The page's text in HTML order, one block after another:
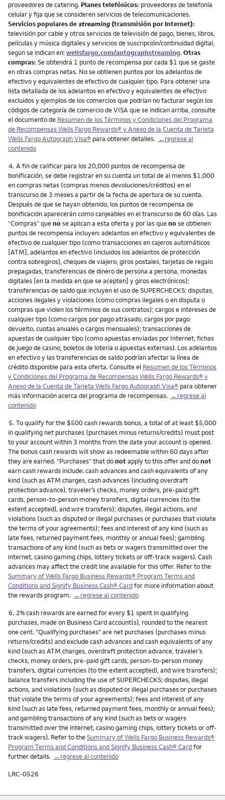
proveedores de catering. Planes telefónicos: proveedores de telefonía
celular y fija que se consideren servicios de telecomunicaciones.
Servicios populares destreaming (transmisión por Internet):
televisión por cable y otros servicios de televisión de pago, bienes, libros,
películas y música digitales y servicios de suscripción/continuidad digital,
según se indican en: wellsfargo.com/autographstreaming. Otras
compras: Se obtendrá 1 punto de recompensa por cada $1 que se gaste
en otras compras netas. No se obtienen puntos por los adelantos de
efectivo y equivalentes de efectivo de cualquier tipo. Para obtener una
lista detallada de los adelantos en efectivo y equivalentes de efectivo
excluidos y ejemplos de los comercios que podrían no facturar según los
códigos de categoría de comercio de VISA que se indican arriba, consulte
el documento de Resumen de los Términos y Condiciones del Programa
de Recompensas Wells Fargo Rewards® y Anexo de la Cuenta de Tarjeta
Wells Fargo Autograph Visa® para obtener detalles. ←regrese al
contenido
Nota
4. A fin de calificar para los 20,000 puntos de recompensa de
bonificación, se debe registrar en su cuenta un total de al menos $1,000
en compras netas (compras menos devoluciones/créditos) en el
transcurso de 3 meses a partir de la fecha de apertura de su cuenta.
Después de que se hayan obtenido, los puntos de recompensa de
bonificación aparecerán como canjeables en el transcurso de 60 días. Las
“Compras” quenose aplican a esta oferta y por las quenose obtienen
puntos de recompensa incluyen: adelantos en efectivo y equivalentes de
efectivo de cualquier tipo (como transacciones en cajeros automáticos
[ATM], adelantos en efectivo (incluidos los adelantos de protección
contra sobregiros), cheques de viajero, giros postales, tarjetas de regalo
prepagadas, transferencias de dinero de persona a persona, monedas
digitales [en la medida en que se acepten] y giros electrónicos);
transferencias de saldo que incluyen el uso de SUPERCHECKS; disputas,
acciones ilegales y violaciones (como compras ilegales o en disputa o
compras que violen los términos de sus contratos); cargos e intereses de
cualquier tipo (como cargos por pago atrasado, cargos por pago
devuelto, cuotas anuales o cargos mensuales); transacciones de
apuestas de cualquier tipo (como apuestas enviadas por Internet, fichas
de juego de casino, boletos de lotería o apuestas externas). Los adelantos
en efectivo y las transferencias de saldo podrían afectar la línea de
crédito disponible para esta oferta. Consulte el Resumen de los Términos
y Condiciones del Programa de Recompensas Wells Fargo Rewards® y
Anexo de la Cuenta de Tarjeta Wells Fargo Autograph Visa® para obtener
más información acerca del programa de recompensas. ←regrese al
contenido
Nota
5. To qualify for the $500 cash rewards bonus, a total of at least $5,000
in qualifying net purchases (purchases minus returns/credits) must post
to your account within 3 months from the date your account is opened.
The bonus cash rewards will show as redeemable within 60 days after
they are earned. “Purchases” that donotapply to this offer and donot
earn cash rewards include: cash advances and cash equivalents of any
kind (such as ATM charges, cash advances (including overdraft
protection advance), traveler’s checks, money orders, pre-paid gift
cards, person-to-person money transfers, digital currencies (to the
extent accepted), and wire transfers); disputes, illegal actions, and
violations (such as disputed or illegal purchases or purchases that violate
the terms of your agreements); fees and interest of any kind (such as
late fees, returned payment fees, monthly or annual fees); gambling
transactions of any kind (such as bets or wagers transmitted over the
internet, casino gaming chips, lottery tickets or off-track wagers). Cash
advances may affect the credit line available for this offer. Refer to the
Summary of Wells Fargo Business Rewards® Program Terms and
Conditions and Signify Business Cash® Cardfor more information about
the rewards program. ←regrese al contenido
Nota
6. 2% cash rewards are earned for every $1 spent in qualifying
purchases, made on Business Card account(s), rounded to the nearest
one cent. "Qualifying purchases" are net purchases (purchases minus
returns/credits) and exclude cash advances and cash equivalents of any
kind (such as ATM charges, overdraft protection advance, traveler’s
checks, money orders, pre-paid gift cards, person-to-person money
transfers, digital currencies (to the extent accepted), and wire transfers);
balance transfers including the use of SUPERCHECKS; disputes, illegal
actions, and violations (such as disputed or illegal purchases or purchases
that violate the terms of your agreements); fees and interest of any
kind (such as late fees, returned payment fees, monthly or annual fees);
and gambling transactions of any kind (such as bets or wagers
transmitted over the internet, casino gaming chips, lottery tickets or off-
track wagers). Refer to theSummary of Wells Fargo Business Rewards®
Program Terms and Conditions and Signify Business Cash® Cardfor
further details. ←regrese al contenido
LRC-0526